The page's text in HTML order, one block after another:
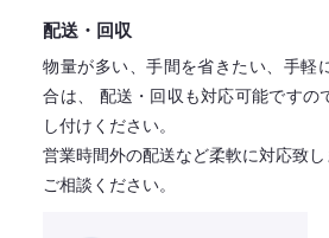
配送・回収
物量が多い、手間を省きたい、手軽
合は、
配送・回収も対応可能ですの
し付けください。
営業時間外の配送など柔軟に対応致
ご相談ください。